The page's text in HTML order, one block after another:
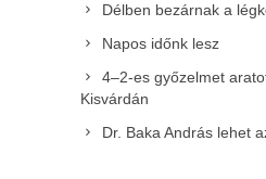
Délben bezárnak a
Napos időnk lesz
4–2-es győzelmet
Kisvárdán
Dr. Baka András lehet